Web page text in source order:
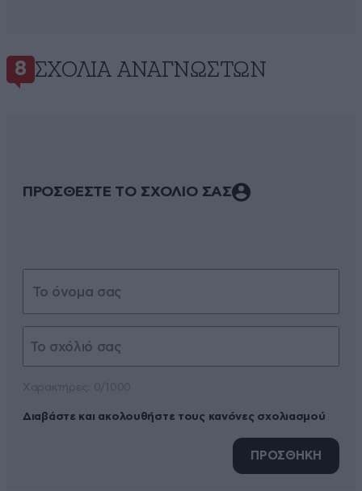
8 ΣΧΌΛΙΑ ΑΝΑΓΝΩΣΤΏΝ
ΠΡΟΣΘΕΣΤΕ ΤΟ ΣΧΟΛΙΟ ΣΑΣ
Διαβάστε και ακολουθήστε τους κανόνες σχολιασμού
ΠΡΟΣΘΗΚΗ